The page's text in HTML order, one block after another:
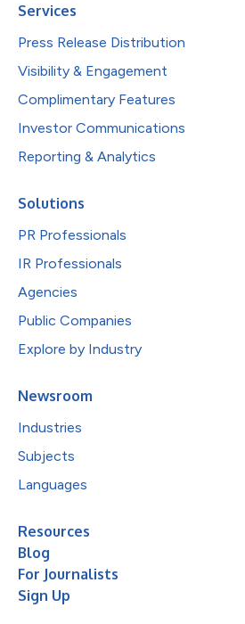
Services
Press Release Distribution
Visibility & Engagement
Complimentary Features
Investor Communications
Reporting & Analytics
Solutions
PR Professionals
IR Professionals
Agencies
Public Companies
Explore by Industry
Newsroom
Industries
Subjects
Languages
Resources
Blog
For Journalists
Sign Up